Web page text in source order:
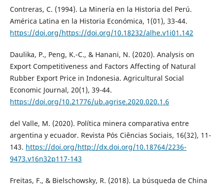
Contreras, C. (1994). La Minería en la Historia del Perú.
América Latina en la Historia Económica, 1(01), 33-44.
https://doi.org/https://doi.org/10.18232/alhe.v1i01.142
Daulika, P., Peng, K.-C., & Hanani, N. (2020). Analysis on
Export Competitiveness and Factors Affecting of Natural
Rubber Export Price in Indonesia. Agricultural Social
Economic Journal, 20(1), 39-44.
https://doi.org/10.21776/ub.agrise.2020.020.1.6
del Valle, M. (2020). Política minera comparativa entre
argentina y ecuador. Revista Pós Ciências Sociais, 16(32), 11-
143. https://doi.org/http://dx.doi.org/10.18764/2236-
9473.v16n32p117-143
Freitas, F., & Bielschowsky, R. (2018). La búsqueda de China